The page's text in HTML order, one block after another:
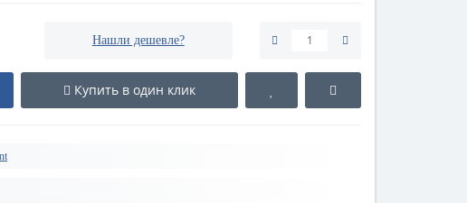
Нашли дешевле?
Купить в один клик